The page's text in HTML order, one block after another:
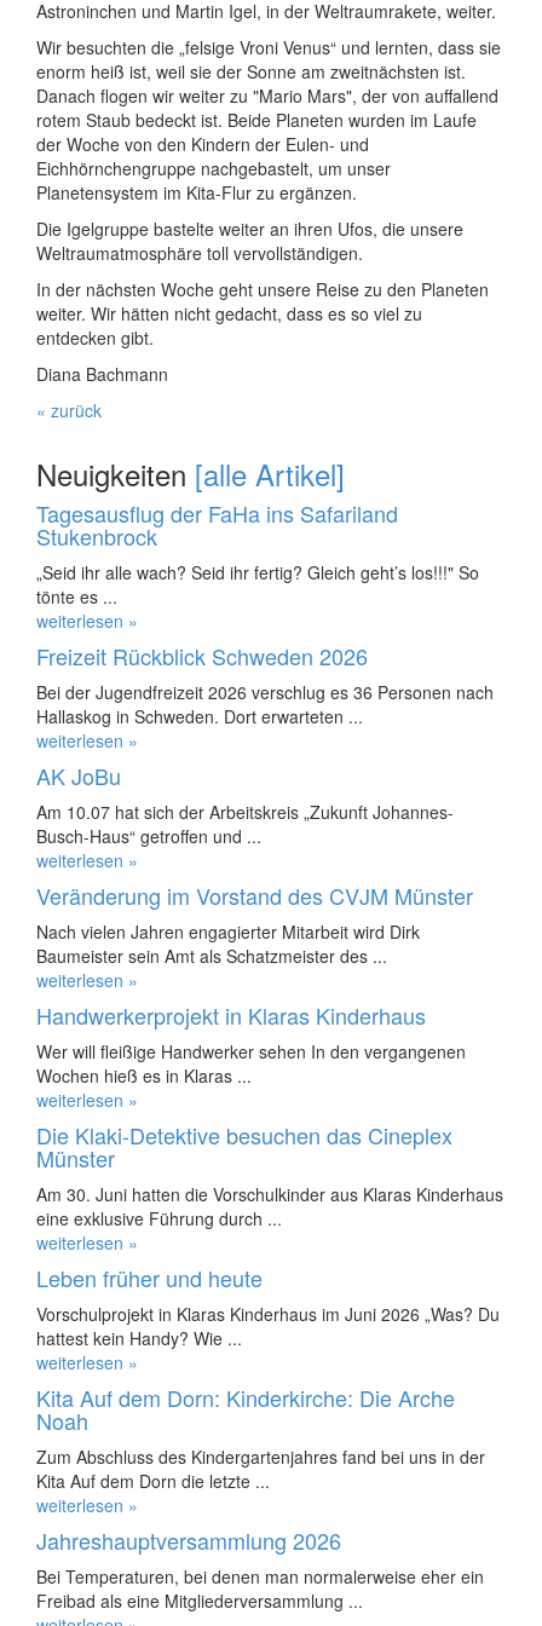
Astroninchen und Martin Igel, in der Weltraumrakete, weiter.
Wir besuchten die „felsige Vroni Venus“ und lernten, dass sie
enorm heiß ist, weil sie der Sonne am zweitnächsten ist.
Danach flogen wir weiter zu "Mario Mars", der von auffallend
rotem Staub bedeckt ist. Beide Planeten wurden im Laufe
der Woche von den Kindern der Eulen- und
Eichhörnchengruppe nachgebastelt, um unser
Planetensystem im Kita-Flur zu ergänzen.
Die Igelgruppe bastelte weiter an ihren Ufos, die unsere
Weltraumatmosphäre toll vervollständigen.
In der nächsten Woche geht unsere Reise zu den Planeten
weiter. Wir hätten nicht gedacht, dass es so viel zu
entdecken gibt.
Diana Bachmann
« zurück
Neuigkeiten [alle Artikel]
Tagesausflug der FaHa ins Safariland
Stukenbrock
„Seid ihr alle wach? Seid ihr fertig? Gleich geht’s los!!!" So
tönte es ...
weiterlesen »
Freizeit Rückblick Schweden 2026
Bei der Jugendfreizeit 2026 verschlug es 36 Personen nach
Hallaskog in Schweden. Dort erwarteten ...
weiterlesen »
AK JoBu
Am 10.07 hat sich der Arbeitskreis „Zukunft Johannes-
Busch-Haus“ getroffen und ...
weiterlesen »
Veränderung im Vorstand des CVJM Münster
Nach vielen Jahren engagierter Mitarbeit wird Dirk
Baumeister sein Amt als Schatzmeister des ...
weiterlesen »
Handwerkerprojekt in Klaras Kinderhaus
Wer will fleißige Handwerker sehen In den vergangenen
Wochen hieß es in Klaras ...
weiterlesen »
Die Klaki-Detektive besuchen das Cineplex
Münster
Am 30. Juni hatten die Vorschulkinder aus Klaras Kinderhaus
eine exklusive Führung durch ...
weiterlesen »
Leben früher und heute
Vorschulprojekt in Klaras Kinderhaus im Juni 2026 „Was? Du
hattest kein Handy? Wie ...
weiterlesen »
Kita Auf dem Dorn: Kinderkirche: Die Arche
Noah
Zum Abschluss des Kindergartenjahres fand bei uns in der
Kita Auf dem Dorn die letzte ...
weiterlesen »
Jahreshauptversammlung 2026
Bei Temperaturen, bei denen man normalerweise eher ein
Freibad als eine Mitgliederversammlung ...